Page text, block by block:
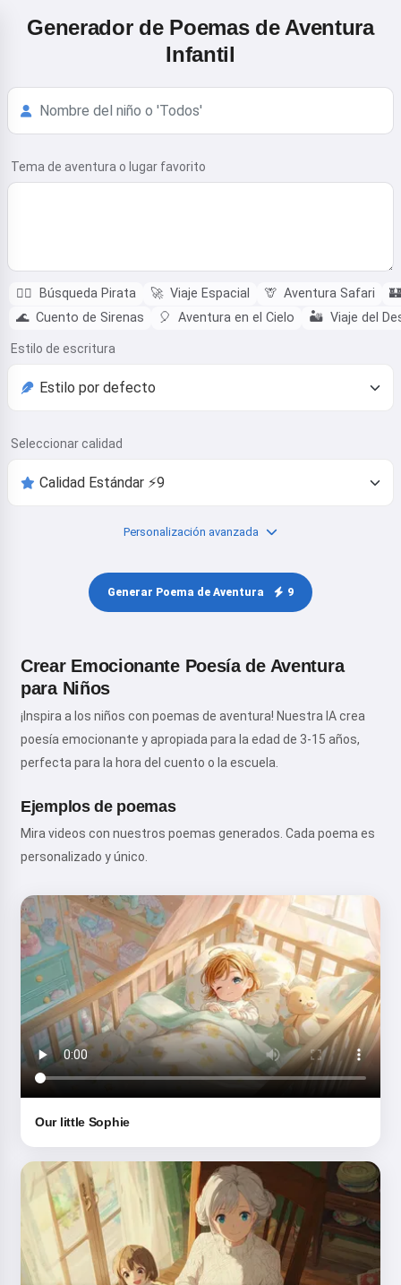
Generador de Poemas de Aventura
Infantil
Tema de aventura o lugar favorito
🏴‍☠️ Búsqueda Pirata 🚀 Viaje Espacial 🦒 Aventura Safari
🏰
🌊 Cuento de Sirenas 🎈 Aventura en el Cielo 🏜️ Viaje del
Estilo de escritura
Seleccionar calidad
Personalización avanzada
Generar Poema de Aventura 9
Crear Emocionante Poesía de Aventura
para Niños
¡Inspira a los niños con poemas de aventura! Nuestra IA crea
poesía emocionante y apropiada para la edad de 3-15 años,
perfecta para la hora del cuento o la escuela.
Ejemplos de poemas
Mira videos con nuestros poemas generados. Cada poema es
personalizado y único.
Our little Sophie